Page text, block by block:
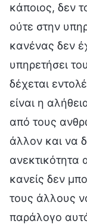
κάποιος, δεν
ούτε στην
κανένας δεν
υπηρετήσει
δέχεται
είναι η
από τους
άλλον και να
ανεκτικότητα
κανείς δεν
τους άλλους
παράλογο